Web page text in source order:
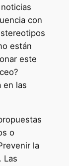
con
están
este
en las
o
la
Las